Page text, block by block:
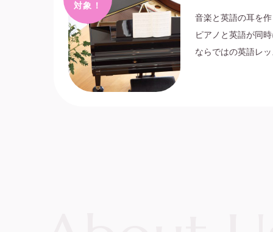
音楽と英語の耳を
ピアノと英語が同
ならではの英語レ
対象！